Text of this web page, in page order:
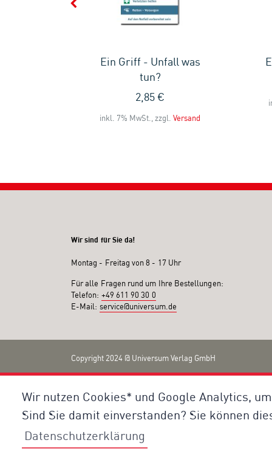
Wir nutzen Cookies* und Google Analytics,
Sind Sie damit einverstanden? Sie können
Datenschutzerklärung
Ein Griff - Unfall was
tun?
2,85 €
inkl. 7% MwSt., zzgl. Versand
Wir sind für Sie da!
Montag - Freitag von 8 - 17 Uhr
Für alle Fragen rund um Ihre Bestellungen:
Telefon: +49 611 90 30 0
E-Mail: service@universum.de
Copyright 2024 @ Universum Verlag GmbH